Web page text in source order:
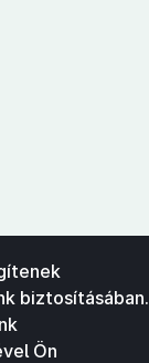
biztosításában.
Ön